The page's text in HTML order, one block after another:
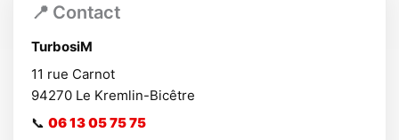
📍 Contact
TurbosiM
11 rue Carnot
94270 Le Kremlin-Bicêtre
📞 06 13 05 75 75